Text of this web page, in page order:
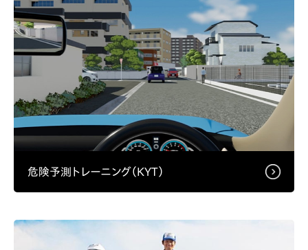
危険予測トレーニング（KYT）